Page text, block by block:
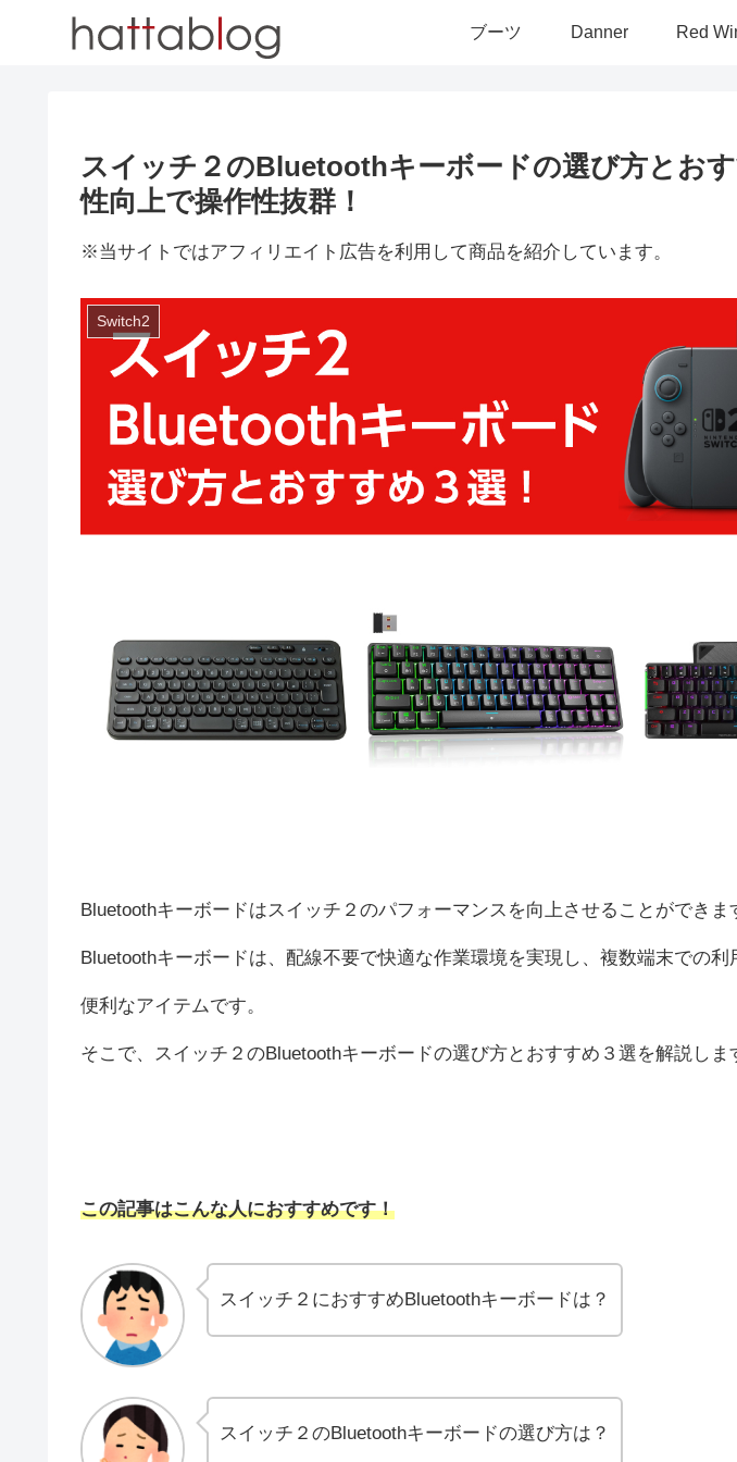
ブーツ Danner Red
スイッチ２のBluetoothキーボードの選び方とお
性向上で操作性抜群！
※当サイトではアフィリエイト広告を利用して商品を紹介しています。
Switch2
Bluetoothキーボードはスイッチ２のパフォーマンスを向上させることができま
Bluetoothキーボードは、配線不要で快適な作業環境を実現し、複数端末での
便利なアイテムです。
そこで、スイッチ２のBluetoothキーボードの選び方とおすすめ３選を解説しま
この記事はこんな人におすすめです！
スイッチ２におすすめBluetoothキーボードは？
スイッチ２のBluetoothキーボードの選び方は？